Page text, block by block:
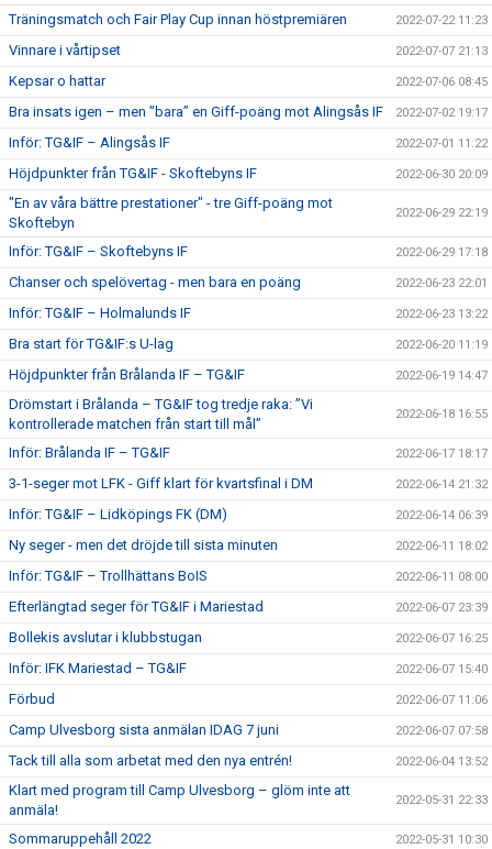
Träningsmatch och Fair Play Cup innan höstpremiären 2022-07-22 11:23
Vinnare i vårtipset 2022-07-07 21:13
Kepsar o hattar 2022-07-06 08:45
Bra insats igen – men ”bara” en Giff-poäng mot Alingsås IF 2022-07-02 19:17
Inför: TG&IF – Alingsås IF 2022-07-01 11:22
Höjdpunkter från TG&IF - Skoftebyns IF 2022-06-30 20:09
"En av våra bättre prestationer" - tre Giff-poäng mot
Skoftebyn
2022-06-29 22:19
Inför: TG&IF – Skoftebyns IF 2022-06-29 17:18
Chanser och spelövertag - men bara en poäng 2022-06-23 22:01
Inför: TG&IF – Holmalunds IF 2022-06-23 13:22
Bra start för TG&IF:s U-lag 2022-06-20 11:19
Höjdpunkter från Brålanda IF – TG&IF 2022-06-19 14:47
Drömstart i Brålanda – TG&IF tog tredje raka: ”Vi
kontrollerade matchen från start till mål”
2022-06-18 16:55
Inför: Brålanda IF – TG&IF 2022-06-17 18:17
3-1-seger mot LFK - Giff klart för kvartsfinal i DM 2022-06-14 21:32
Inför: TG&IF – Lidköpings FK (DM) 2022-06-14 06:39
Ny seger - men det dröjde till sista minuten 2022-06-11 18:02
Inför: TG&IF – Trollhättans BoIS 2022-06-11 08:00
Efterlängtad seger för TG&IF i Mariestad 2022-06-07 23:39
Bollekis avslutar i klubbstugan 2022-06-07 16:25
Inför: IFK Mariestad – TG&IF 2022-06-07 15:40
Förbud 2022-06-07 11:06
Camp Ulvesborg sista anmälan IDAG 7 juni 2022-06-07 07:58
Tack till alla som arbetat med den nya entrén! 2022-06-04 13:52
Klart med program till Camp Ulvesborg – glöm inte att
anmäla!
2022-05-31 22:33
Sommaruppehåll 2022 2022-05-31 10:30